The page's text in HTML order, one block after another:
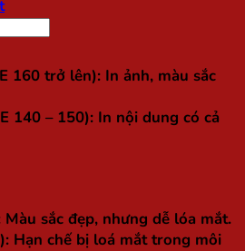
160 trở lên): In ảnh, màu sắc
140 – 150): In nội dung có cả
Màu sắc đẹp, nhưng dễ lóa mắt.
Hạn chế bị loá mắt trong môi